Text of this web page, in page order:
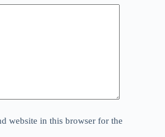
website in this browser for the